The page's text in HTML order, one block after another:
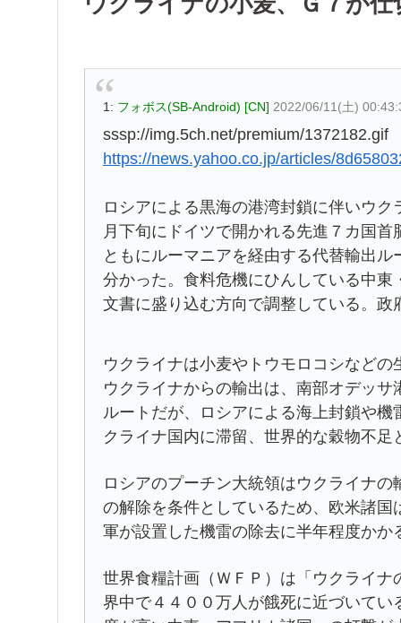
1: フォボス(SB-Android) [CN] 2022/06/11(土)
sssp://img.5ch.net/premium/1372182.gif
https://news.yahoo.co.jp/articles/
ロシアによる黒海の港湾封鎖に伴いウ
月下旬にドイツで開かれる先進７カ国
ともにルーマニアを経由する代替輸出
分かった。食料危機にひんしている中
文書に盛り込む方向で調整している。
ウクライナは小麦やトウモロコシなど
ウクライナからの輸出は、南部オデッ
ルートだが、ロシアによる海上封鎖や
クライナ国内に滞留、世界的な穀物不
ロシアのプーチン大統領はウクライナ
の解除を条件としているため、欧米諸
軍が設置した機雷の除去に半年程度か
世界食糧計画（ＷＦＰ）は「ウクライ
界中で４４００万人が餓死に近づいて